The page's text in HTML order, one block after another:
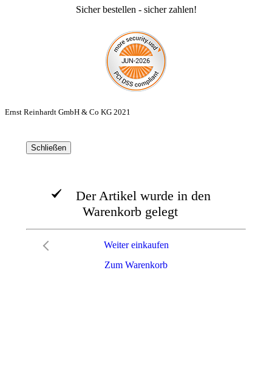
Sicher bestellen - sicher zahlen!
Ernst Reinhardt GmbH & Co KG 2021
Schließen
Der Artikel wurde in den
Warenkorb gelegt
Zum Warenkorb
Weiter einkaufen